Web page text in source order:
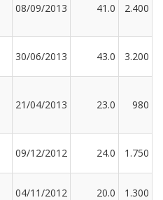
08/09/2013 41.0 2.400
30/06/2013 43.0 3.200
21/04/2013 23.0 980
09/12/2012 24.0 1.750
04/11/2012 20.0 1.300